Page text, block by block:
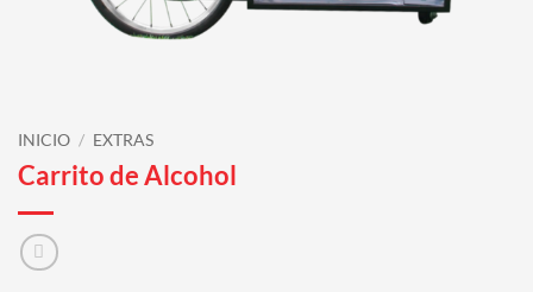
INICIO / EXTRAS
Carrito de Alcohol